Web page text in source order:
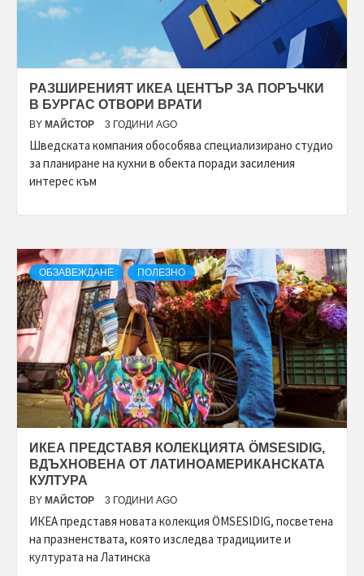
РАЗШИРЕНИЯТ ИКЕА ЦЕНТЪР ЗА ПОРЪЧКИ
В БУРГАС ОТВОРИ ВРАТИ
BY МАЙСТОР 3 ГОДИНИ AGO
Шведската компания обособява специализирано студио
за планиране на кухни в обекта поради засиления
интерес към
ОБЗАВЕЖДАНЕ ПОЛЕЗНО
ИКЕА ПРЕДСТАВЯ КОЛЕКЦИЯТА ÖMSESIDIG,
ВДЪХНОВЕНА ОТ ЛАТИНОАМЕРИКАНСКАТА
КУЛТУРА
BY МАЙСТОР 3 ГОДИНИ AGO
ИКЕА представя новата колекция ÖMSESIDIG, посветена
на празненствата, която изследва традициите и
културата на Латинска